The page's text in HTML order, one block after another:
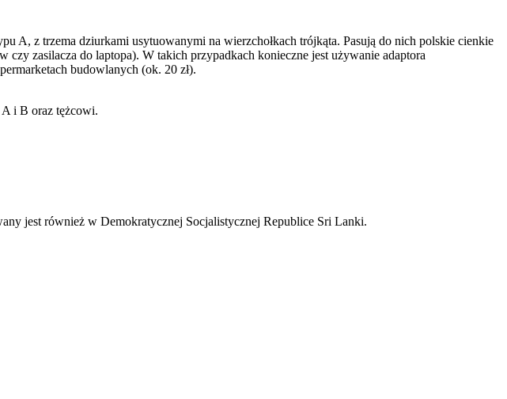
A, z trzema dziurkami usytuowanymi na wierzchołkach trójkąta. Pasują do nich polskie cienkie
zasilacza do laptopa). W takich przypadkach konieczne jest używanie adaptora
budowlanych (ok. 20 zł).
A i B oraz tężcowi.
jest również w Demokratycznej Socjalistycznej Republice Sri Lanki.